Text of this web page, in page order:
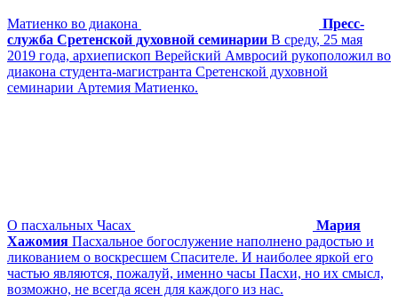
Матиенко во диакона
Пресс-
служба Сретенской духовной семинарии В среду, 25 мая
2019 года, архиепископ Верейский Амвросий рукоположил во
диакона студента-магистранта Сретенской духовной
семинарии Артемия Матиенко.
О пасхальных Часах
Мария
Хажомия Пасхальное богослужение наполнено радостью и
ликованием о воскресшем Спасителе. И наиболее яркой его
частью являются, пожалуй, именно часы Пасхи, но их смысл,
возможно, не всегда ясен для каждого из нас.